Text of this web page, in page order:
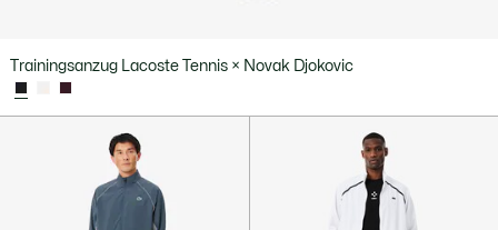
Trainingsanzug Lacoste Tennis × Novak Djokovic